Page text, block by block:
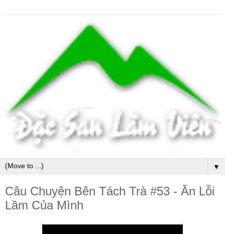
▼
Câu Chuyện Bên Tách Trà #53 - Ăn Lỗi
Lầm Của Mình